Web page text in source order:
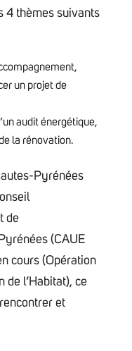
4 thèmes suivants
un projet de
audit énergétique,
la rénovation.
Pyrénées
de
(CAUE
cours (Opération
de l’Habitat), ce
et